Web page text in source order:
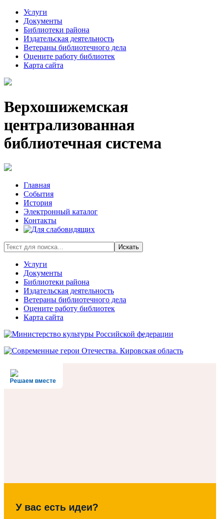
Услуги
Документы
Библиотеки района
Издательская деятельность
Ветераны библиотечного дела
Оцените работу библиотек
Карта сайта
Верхошижемская
централизованная
библиотечная система
Главная
События
История
Электронный каталог
Контакты
Искать
Услуги
Документы
Библиотеки района
Издательская деятельность
Ветераны библиотечного дела
Оцените работу библиотек
Карта сайта
Решаем вместе
У вас есть идеи?